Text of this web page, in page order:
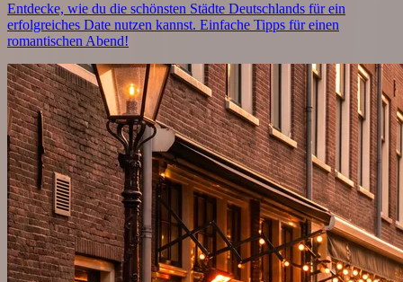
Entdecke, wie du die schönsten Städte Deutschlands für ein
erfolgreiches Date nutzen kannst. Einfache Tipps für einen
romantischen Abend!